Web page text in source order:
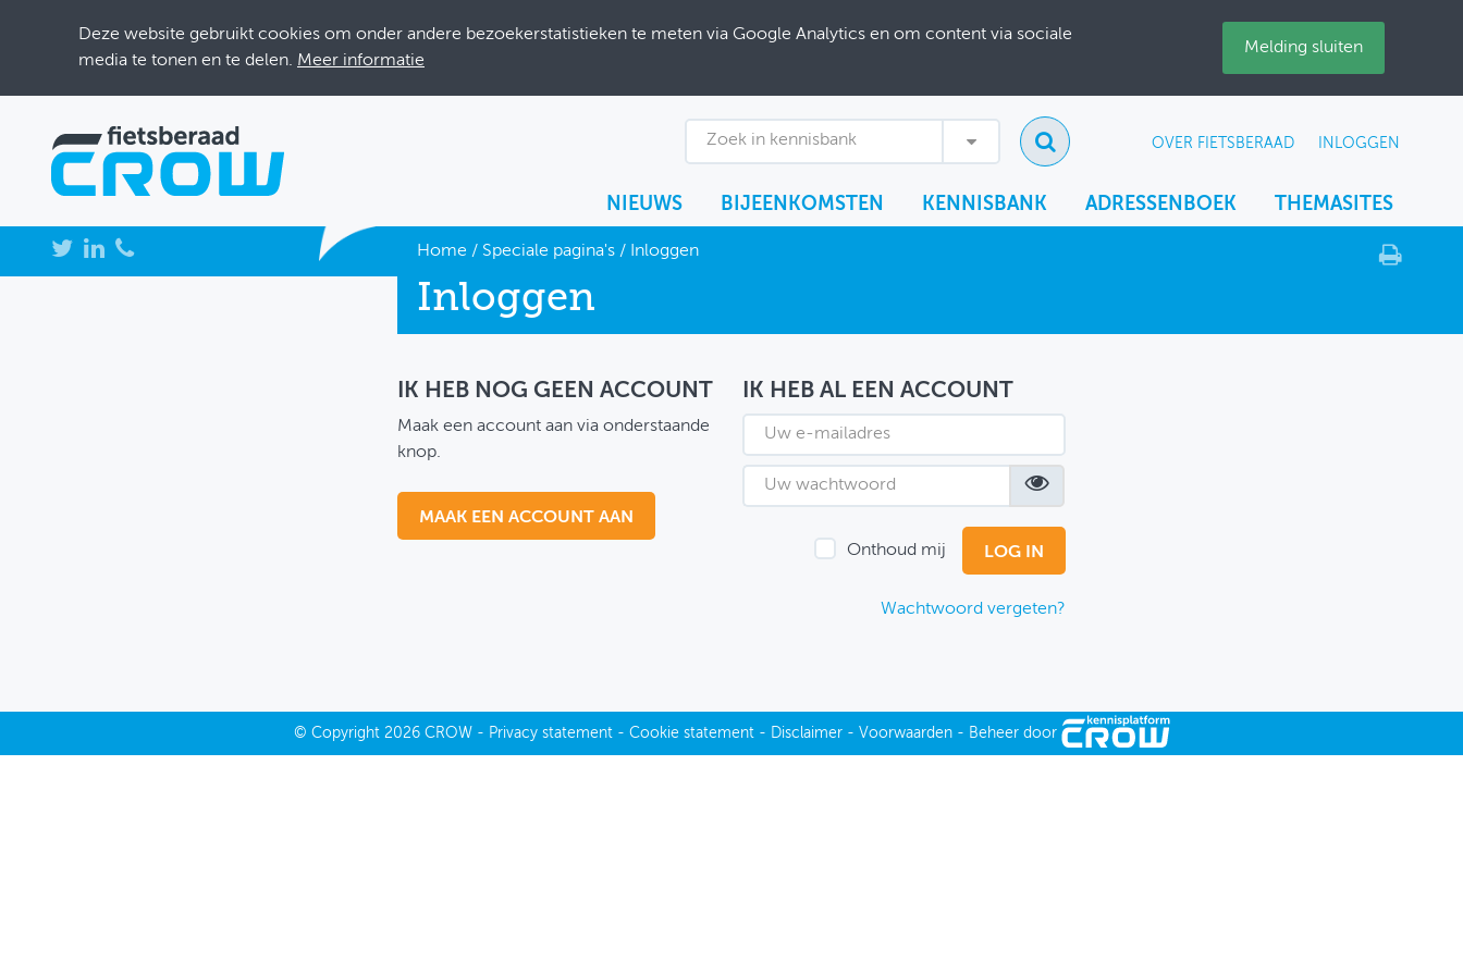
Deze website gebruikt cookies om onder andere bezoekerstatistieken te meten via Google Analytics en om content via sociale
media te tonen en te delen. Meer informatie
Melding sluiten
Zoek in kennisbank OVER FIETSBERAAD INLOGGEN
NIEUWS BIJEENKOMSTEN KENNISBANK ADRESSENBOEK THEMASITES
NIEUWS Home / Speciale pagina's/ Inloggen
Inloggen
IK HEB NOG GEEN ACCOUNT
Maak een account aan via onderstaande
knop.
MAAK EEN ACCOUNT AAN
IK HEB AL EEN ACCOUNT
Onthoud mij
Wachtwoord vergeten?
© Copyright2026 CROW - Privacy statement- Cookie statement- Disclaimer- Voorwaarden - Beheer door